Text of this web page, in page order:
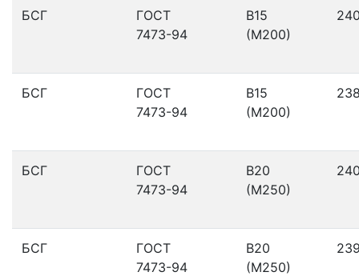
БСГ
ГОСТ
7473-94
В15
(М200)
БСГ
ГОСТ
7473-94
В15
(М200)
БСГ
ГОСТ
7473-94
В20
(М250)
БСГ
ГОСТ
7473-94
В20
(М250)